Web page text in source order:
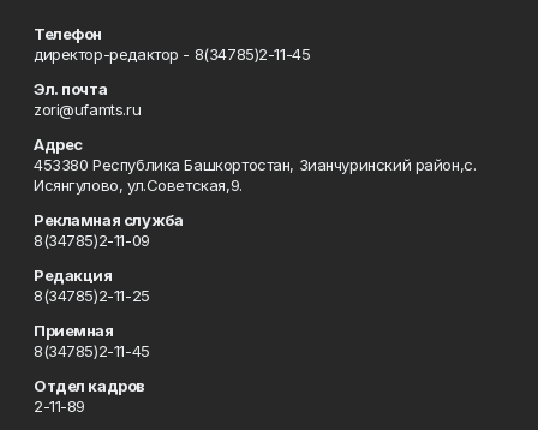
Телефон
директор-редактор - 8(34785)2-11-45
Эл. почта
zori@ufamts.ru
Адрес
453380 Республика Башкортостан, Зианчуринский район,с.
Исянгулово, ул.Советская,9.
Рекламная служба
8(34785)2-11-09
Редакция
8(34785)2-11-25
Приемная
8(34785)2-11-45
Отдел кадров
2-11-89